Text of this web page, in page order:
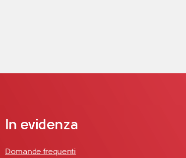
In evidenza
Domande frequenti